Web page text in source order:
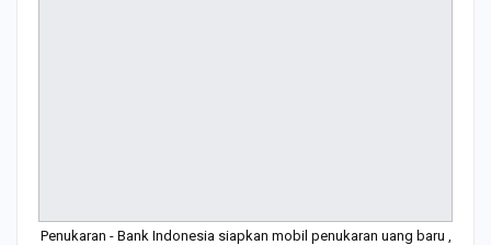
Penukaran - Bank Indonesia siapkan mobil penukaran uang baru ,